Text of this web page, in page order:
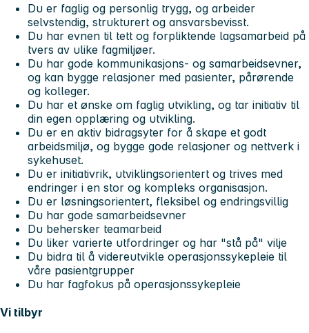
Du er faglig og personlig trygg, og arbeider
selvstendig, strukturert og ansvarsbevisst.
Du har evnen til tett og forpliktende lagsamarbeid på
tvers av ulike fagmiljøer.
Du har gode kommunikasjons- og samarbeidsevner,
og kan bygge relasjoner med pasienter, pårørende
og kolleger.
Du har et ønske om faglig utvikling, og tar initiativ til
din egen opplæring og utvikling.
Du er en aktiv bidragsyter for å skape et godt
arbeidsmiljø, og bygge gode relasjoner og nettverk i
sykehuset.
Du er initiativrik, utviklingsorientert og trives med
endringer i en stor og kompleks organisasjon.
Du er løsningsorientert, fleksibel og endringsvillig
Du har gode samarbeidsevner
Du behersker teamarbeid
Du liker varierte utfordringer og har "stå på" vilje
Du bidra til å videreutvikle operasjonssykepleie til
våre pasientgrupper
Du har fagfokus på operasjonssykepleie
Vi tilbyr